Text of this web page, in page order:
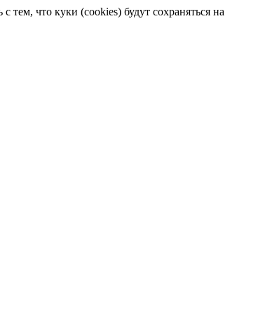
тем, что куки (cookies) будут сохраняться на